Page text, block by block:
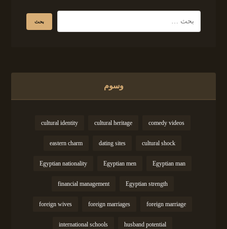
وسوم
comedy videos
cultural heritage
cultural identity
cultural shock
dating sites
eastern charm
Egyptian man
Egyptian men
Egyptian nationality
Egyptian strength
financial management
foreign marriage
foreign marriages
foreign wives
husband potential
international schools